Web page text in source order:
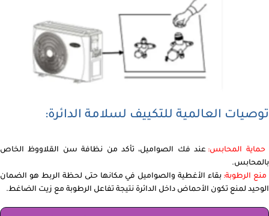
توصيات العالمية للتكييف لسلامة الدائرة:
حماية المحابس: عند فك الصواميل، تأكد من نظافة سن القلاووظ الخاص
بالمحابس.
منع الرطوبة: بقاء الأغطية والصواميل في مكانها حتى لحظة الربط هو الضمان
الوحيد لمنع تكون الأحماض داخل الدائرة نتيجة تفاعل الرطوبة مع زيت الضاغط.